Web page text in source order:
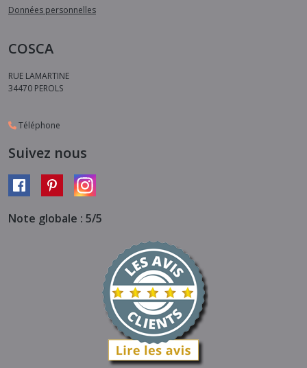
Données personnelles
COSCA
RUE LAMARTINE
34470 PEROLS
Téléphone
Suivez nous
Note globale : 5/5